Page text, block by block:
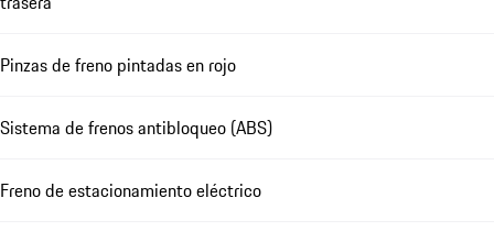
Pinzas de freno pintadas en rojo
Sistema de frenos antibloqueo (ABS)
Freno de estacionamiento eléctrico